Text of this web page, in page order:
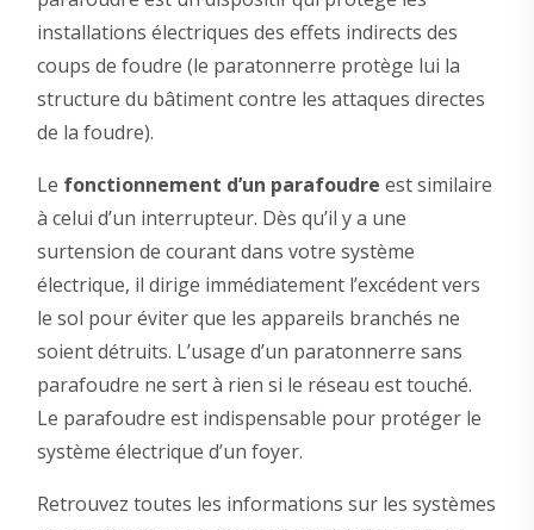
installations électriques des effets indirects des
coups de foudre (le paratonnerre protège lui la
structure du bâtiment contre les attaques directes
de la foudre).
Le fonctionnement d’un parafoudre est similaire
à celui d’un interrupteur. Dès qu’il y a une
surtension de courant dans votre système
électrique, il dirige immédiatement l’excédent vers
le sol pour éviter que les appareils branchés ne
soient détruits. L’usage d’un paratonnerre sans
parafoudre ne sert à rien si le réseau est touché.
Le parafoudre est indispensable pour protéger le
système électrique d’un foyer.
Retrouvez toutes les informations sur les systèmes